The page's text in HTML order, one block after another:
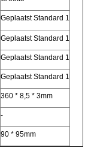
Geplaatst Standard 1
Geplaatst Standard 1
Geplaatst Standard 1
Geplaatst Standard 1
360 * 8,5 * 3mm
-
90 * 95mm